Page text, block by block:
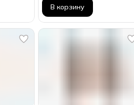
В корзину